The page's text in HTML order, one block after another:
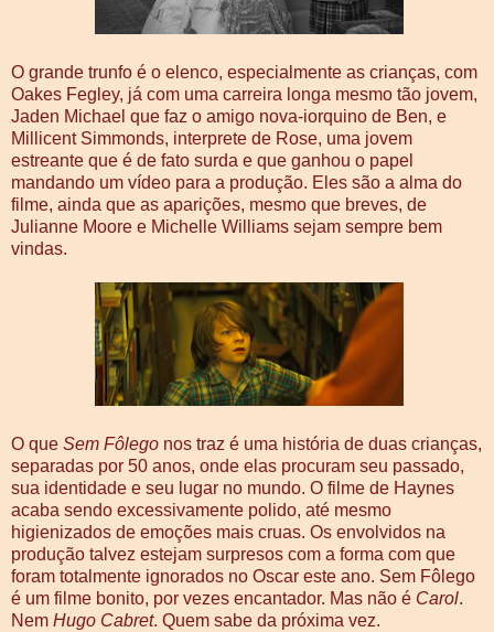
O grande trunfo é o elenco, especialmente as crianças, com
Oakes Fegley, já com uma carreira longa mesmo tão jovem,
Jaden Michael que faz o amigo nova-iorquino de Ben, e
Millicent Simmonds, interprete de Rose, uma jovem
estreante que é de fato surda e que ganhou o papel
mandando um vídeo para a produção. Eles são a alma do
filme, ainda que as aparições, mesmo que breves, de
Julianne Moore e Michelle Williams sejam sempre bem
vindas.
O que Sem Fôlego nos traz é uma história de duas crianças,
separadas por 50 anos, onde elas procuram seu passado,
sua identidade e seu lugar no mundo. O filme de Haynes
acaba sendo excessivamente polido, até mesmo
higienizados de emoções mais cruas. Os envolvidos na
produção talvez estejam surpresos com a forma com que
foram totalmente ignorados no Oscar este ano. Sem Fôlego
é um filme bonito, por vezes encantador. Mas não é Carol.
Nem Hugo Cabret. Quem sabe da próxima vez.